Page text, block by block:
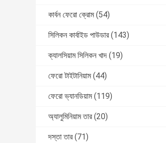
কার্বন ফেরো ক্রোম (54)
সিলিকন কার্বাইড পাউডার (143)
ক্যালসিয়াম সিলিকন খাদ (19)
ফেরো টাইটানিয়াম (44)
ফেরো ভ্যানডিয়াম (119)
অ্যালুমিনিয়াম তার (20)
দস্তা তার (71)